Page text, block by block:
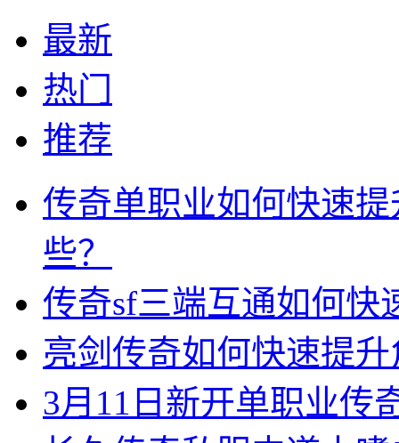
最新
热门
推荐
传奇单职业如何快速
些？
传奇sf三端互通如何快
亮剑传奇如何快速提
3月11日新开单职业传